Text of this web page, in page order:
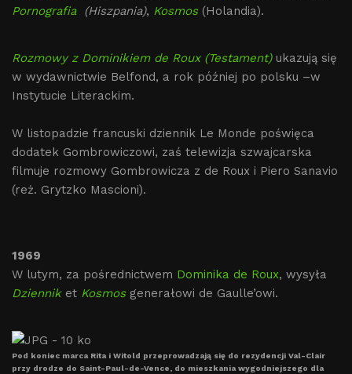
Pornografia
(Hiszpania), Kosmos(Holandia).
Rozmowy z Dominikiem de Roux (Testament)ukazują się
w wydawnictwie Belfond, a rok później po polsku –w
Instytucie Literackim.
W listopadzie francuski dziennik Le Monde poświęca
dodatek Gombrowiczowi, zaś telewizja szwajcarska
filmuje rozmowy Gombrowicza z de Roux i Piero Sanavio
(reż. Grytzko Mascioni).
1969
W lutym, za pośrednictwem Dominika de Roux, wysyła
Dzienniket Kosmosgenerałowi de Gaulle’owi.
Pod koniec marca Rita i Witold przeprowadzają się do rezydencji Val-Clair
przy drodze do Saint-Paul-de-Vence, do mieszkania wygodniejszego dla